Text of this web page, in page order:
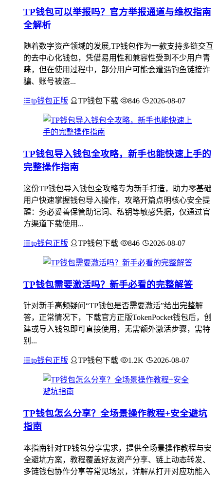
TP钱包可以举报吗？官方举报通道与维权指南
全解析
随着数字资产领域的发展,TP钱包作为一款支持多链交互
的去中心化钱包，凭借易用性和兼容性受到不少用户青
睐，但在使用过程中，部分用户可能会遭遇钓鱼链接诈
骗、账号被盗...
tp钱包正版 TP钱包下载 846 2026-08-07
TP钱包导入钱包全攻略，新手也能快速上手的
完整操作指南
这份TP钱包导入钱包全攻略专为新手打造，助力零基础
用户快速掌握钱包导入操作，攻略开篇点明核心安全提
醒：务必妥善保管助记词、私钥等敏感凭据，仅通过官
方渠道下载使用...
tp钱包正版 TP钱包下载 846 2026-08-07
TP钱包需要激活吗？新手必看的完整解答
针对新手高频疑问“TP钱包是否需要激活”给出完整解
答，正常情况下，下载官方正版TokenPocket钱包后，创
建或导入钱包即可直接使用，无需额外激活步骤，需特
别...
tp钱包正版 TP钱包下载 1.2K 2026-08-07
TP钱包怎么分享？全场景操作教程+安全避坑
指南
本指南针对TP钱包分享需求，提供全场景操作教程与安
全避坑方案，教程覆盖好友资产分享、链上动态转发、
多链钱包协作分享等常见场景，详解从打开对应功能入